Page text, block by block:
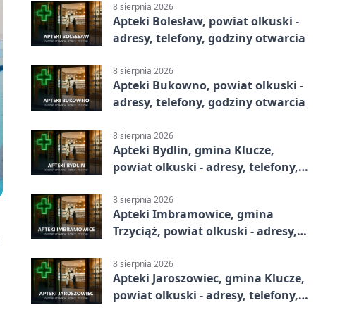
8 sierpnia 2026
Apteki Bolesław, powiat olkuski -
adresy, telefony, godziny otwarcia
8 sierpnia 2026
Apteki Bukowno, powiat olkuski -
adresy, telefony, godziny otwarcia
8 sierpnia 2026
Apteki Bydlin, gmina Klucze,
powiat olkuski - adresy, telefony,
8 sierpnia 2026
Apteki Imbramowice, gmina
Trzyciąż, powiat olkuski - adresy,
8 sierpnia 2026
Apteki Jaroszowiec, gmina Klucze,
powiat olkuski - adresy, telefony,